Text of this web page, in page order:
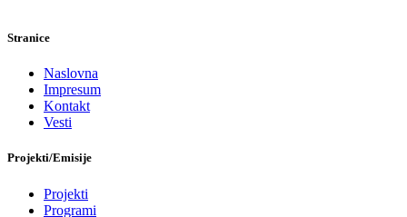
Stranice
Naslovna
Impresum
Kontakt
Vesti
Projekti/Emisije
Projekti
Programi